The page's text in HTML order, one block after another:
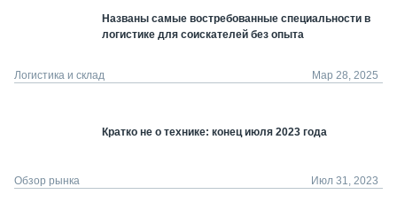
Названы самые востребованные специальности в
логистике для соискателей без опыта
Логистика и склад Мар 28, 2025
Кратко не о технике: конец июля 2023 года
Обзор рынка Июл 31, 2023